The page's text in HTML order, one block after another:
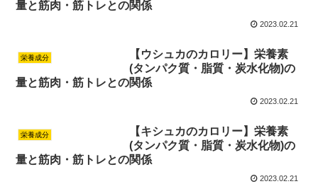
量と筋肉・筋トレとの関係
2023.02.21
栄養成分
【ウシュカのカロリー】栄養素
(タンパク質・脂質・炭水化物)の
量と筋肉・筋トレとの関係
2023.02.21
栄養成分
【キシュカのカロリー】栄養素
(タンパク質・脂質・炭水化物)の
量と筋肉・筋トレとの関係
2023.02.21